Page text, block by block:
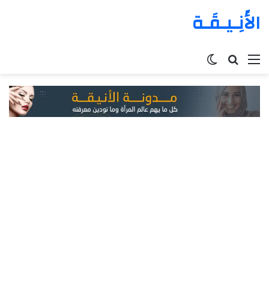
الأَنِـيـقَـة
القائمة بحث